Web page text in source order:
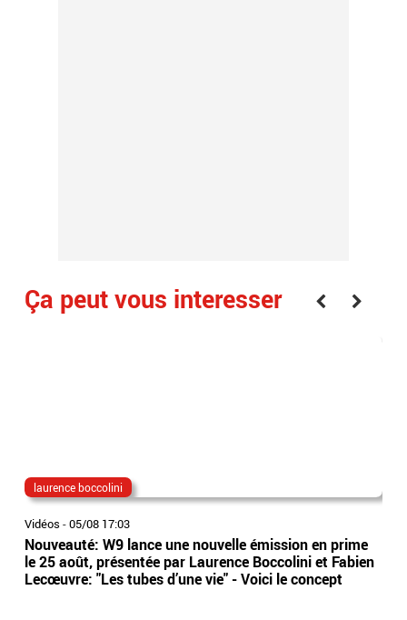
Ça peut vous interesser
laurence boccolini
Vidéos -05/08 17:03
Nouveauté: W9 lance une nouvelle émission en prime
le 25 août, présentée par Laurence Boccolini et Fabien
Lecœuvre: "Les tubes d’une vie" - Voici le concept